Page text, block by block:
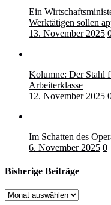
Ein
Werktätigen sollen
13. November 2025
Kolumne: Der Stahl
Arbeiterklasse
12. November 2025
Im Schatten des
6. November 2025 0
Bisherige Beiträge
Bisherige